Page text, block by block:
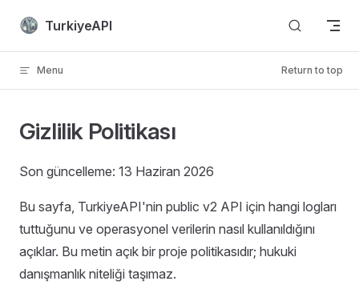
Skip to content
TurkiyeAPI
Menu Return to top
Gizlilik Politikası
Son güncelleme: 13 Haziran 2026
Bu sayfa, TurkiyeAPI'nin public v2 API için hangi logları
tuttuğunu ve operasyonel verilerin nasıl kullanıldığını
açıklar. Bu metin açık bir proje politikasıdır; hukuki
danışmanlık niteliği taşımaz.